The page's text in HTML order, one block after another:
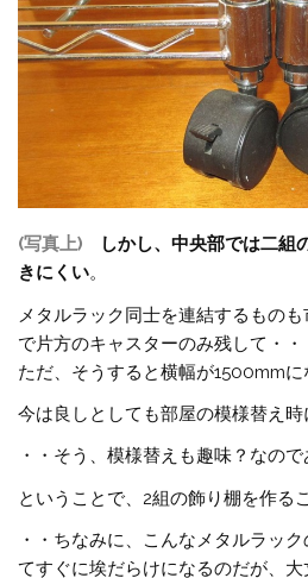
(写真上)
しかし、中央部では二組
きにくい。
メタルラック同士を連結するもの
で片方のキャスターのみ残して・・
ただ、そうすると横幅が1500mmに
今は良しとしても部屋の模様替え時
・・そう、模様替えも趣味？なので
ということで、2組の飾り棚を作る
・・ちなみに、こんなメタルラッ
てすぐに埃だらけになるのだが、大